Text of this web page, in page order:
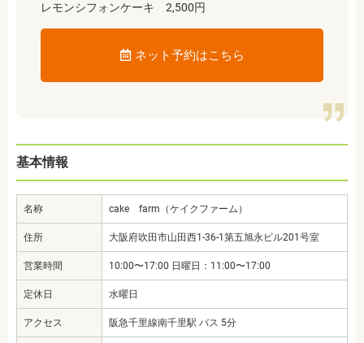
レモンシフォンケーキ 2,500円
ネット予約はこちら
基本情報
名称 cake farm（ケイクファーム）
住所 大阪府吹田市山田西1-36-1第五旭永ビル201号室
営業時間 10:00〜17:00 日曜日：11:00〜17:00
定休日 水曜日
アクセス 阪急千里線南千里駅 バス 5分